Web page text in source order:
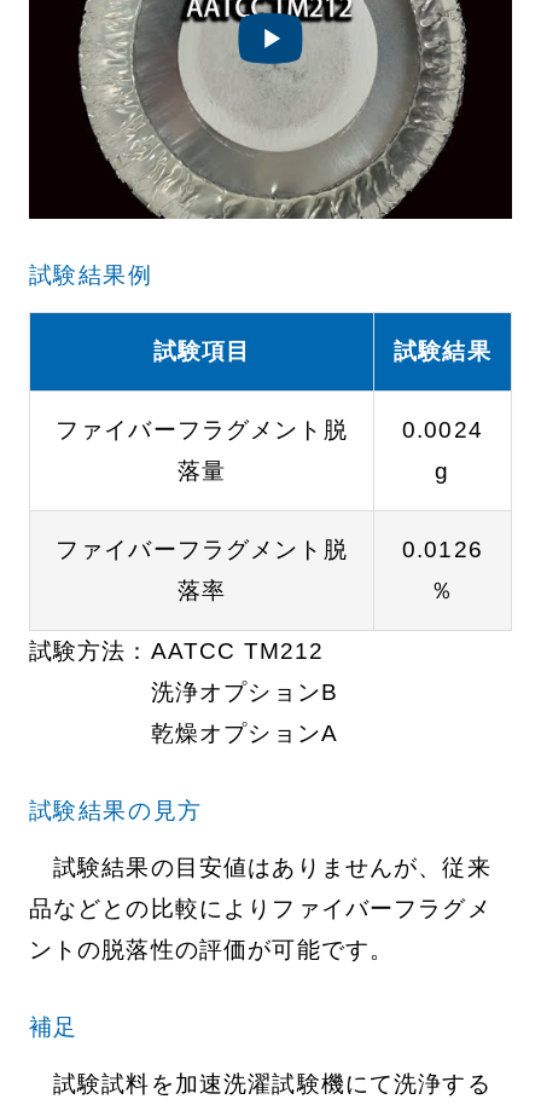
試験結果例
試験項目 試験結果
ファイバーフラグメント脱
落量
0.0024
g
ファイバーフラグメント脱
落率
0.0126
％
試験方法： AATCC TM212
洗浄オプションB
乾燥オプションA
試験結果の見方
試験結果の目安値はありませんが、従来
品などとの比較によりファイバーフラグメ
ントの脱落性の評価が可能です。
補足
試験試料を加速洗濯試験機にて洗浄する